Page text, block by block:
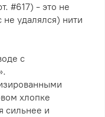
#617) - это не
удалялся) нити
с
хлопке
сильнее и